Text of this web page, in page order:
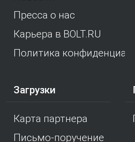
Пресса о нас
Карьера в BOLT.RU
Политика
Загрузки
Карта партнера
Письмо-поручение